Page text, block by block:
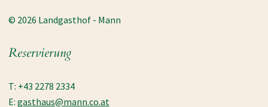
© 2026 Landgasthof - Mann
Reservierung
T: +43 2278 2334
E: gasthaus@mann.co.at